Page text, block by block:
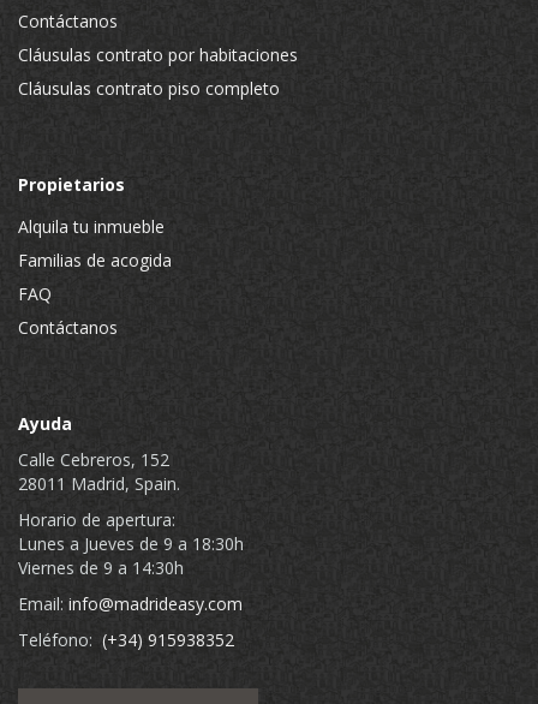
Contáctanos
Cláusulas contrato por habitaciones
Cláusulas contrato piso completo
Propietarios
Alquila tu inmueble
Familias de acogida
FAQ
Contáctanos
Ayuda
Calle Cebreros, 152
28011 Madrid, Spain.
Horario de apertura:
Lunes a Jueves de 9 a 18:30h
Viernes de 9 a 14:30h
Email: info@madrideasy.com
Teléfono: (+34) 915938352